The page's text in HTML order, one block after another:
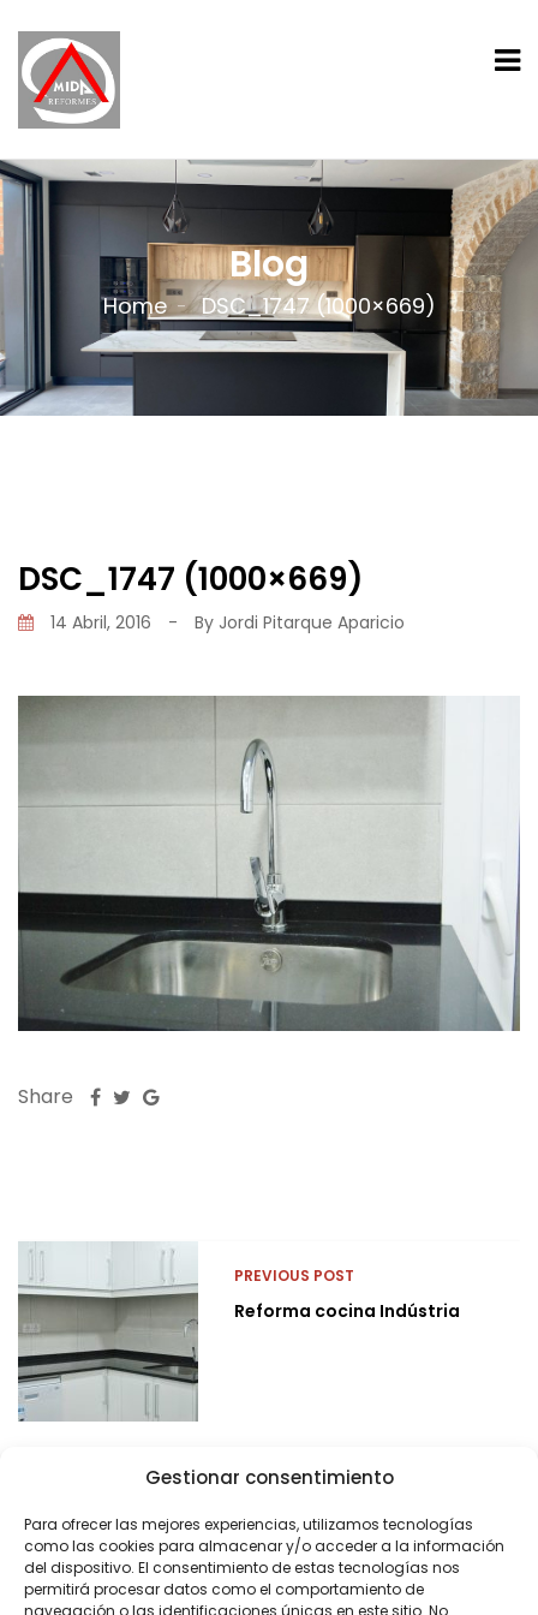
Gestionar consentimiento
Para ofrecer las mejores experiencias, utilizamos tecnologías
como las cookies para almacenar y/o acceder a la información
del dispositivo. El consentimiento de estas tecnologías nos
permitirá procesar datos como el comportamiento de
navegación o las identificaciones únicas en este sitio. No
Blog
Home DSC_1747 (1000×669)
DSC_1747 (1000×669)
14 Abril, 2016 - By Jordi Pitarque Aparicio
Share
PREVIOUS POST
Reforma cocina Indústria